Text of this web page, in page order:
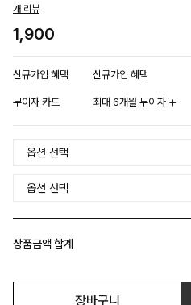
개 리뷰
1,900
신규가입 혜택 신규가입 혜택
무이자 카드 최대 6개월 무이자
상품금액 합계
장바구니